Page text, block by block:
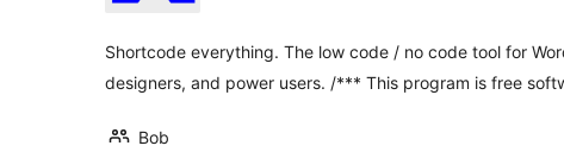
Shortcode everything. The low code / no code tool for
designers, and power users. /*** This program is free
Bob